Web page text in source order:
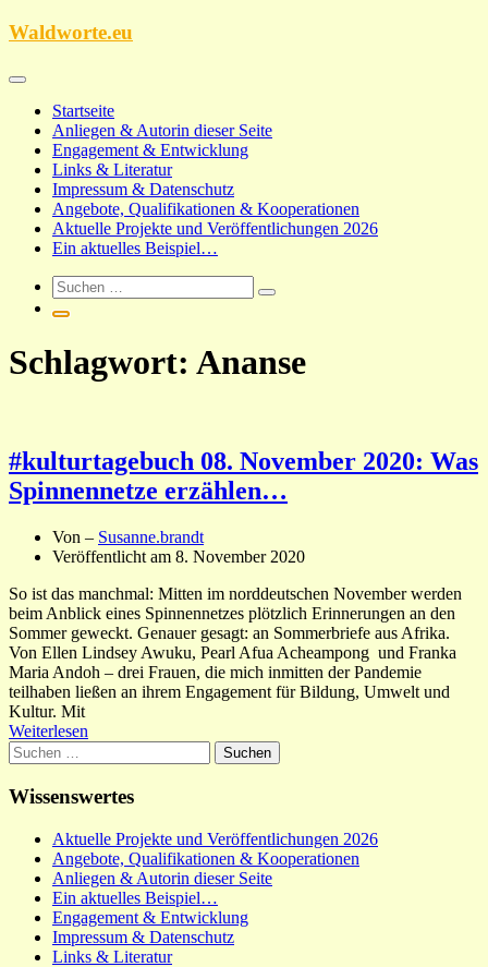
Zum
Waldworte.eu
Startseite
Anliegen & Autorin dieser Seite
Engagement & Entwicklung
Links & Literatur
Impressum & Datenschutz
Angebote, Qualifikationen & Kooperationen
Aktuelle Projekte und Veröffentlichungen 2026
Ein aktuelles Beispiel…
Schlagwort: Ananse
#kulturtagebuch 08. November 2020: Was
Spinnennetze erzählen…
Von – Susanne.brandt
Veröffentlicht am 8. November 2020
So ist das manchmal: Mitten im norddeutschen November werden
beim Anblick eines Spinnennetzes plötzlich Erinnerungen an den
Sommer geweckt. Genauer gesagt: an Sommerbriefe aus Afrika.
Von Ellen Lindsey Awuku, Pearl Afua Acheampong und Franka
Maria Andoh – drei Frauen, die mich inmitten der Pandemie
teilhaben ließen an ihrem Engagement für Bildung, Umwelt und
Kultur. Mit
Weiterlesen
Suchen
nach:
Wissenswertes
Aktuelle Projekte und Veröffentlichungen 2026
Angebote, Qualifikationen & Kooperationen
Anliegen & Autorin dieser Seite
Ein aktuelles Beispiel…
Engagement & Entwicklung
Impressum & Datenschutz
Links & Literatur